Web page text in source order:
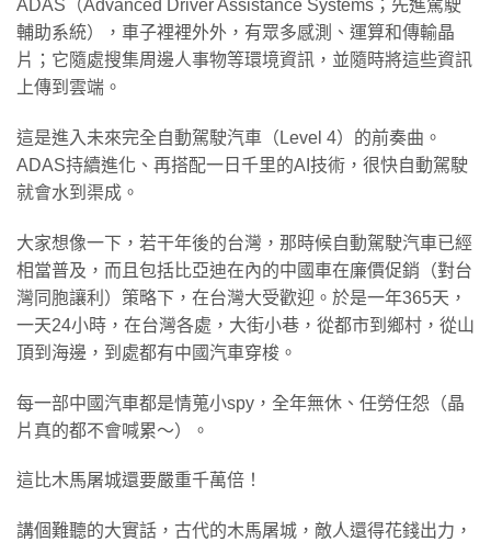
ADAS（Advanced Driver Assistance Systems；先進駕駛
輔助系統），車子裡裡外外，有眾多感測、運算和傳輸晶
片；它隨處搜集周邊人事物等環境資訊，並隨時將這些資訊
上傳到雲端。
這是進入未來完全自動駕駛汽車（Level 4）的前奏曲。
ADAS持續進化、再搭配一日千里的AI技術，很快自動駕駛
就會水到渠成。
大家想像一下，若干年後的台灣，那時候自動駕駛汽車已經
相當普及，而且包括比亞迪在內的中國車在廉價促銷（對台
灣同胞讓利）策略下，在台灣大受歡迎。於是一年365天，
一天24小時，在台灣各處，大街小巷，從都市到鄉村，從山
頂到海邊，到處都有中國汽車穿梭。
每一部中國汽車都是情蒐小spy，全年無休、任勞任怨（晶
片真的都不會喊累～）。
這比木馬屠城還要嚴重千萬倍！
講個難聽的大實話，古代的木馬屠城，敵人還得花錢出力，